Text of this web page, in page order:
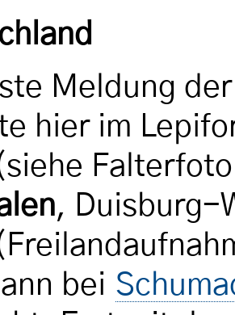
Meldung
hier im
, Duisburg-
bei